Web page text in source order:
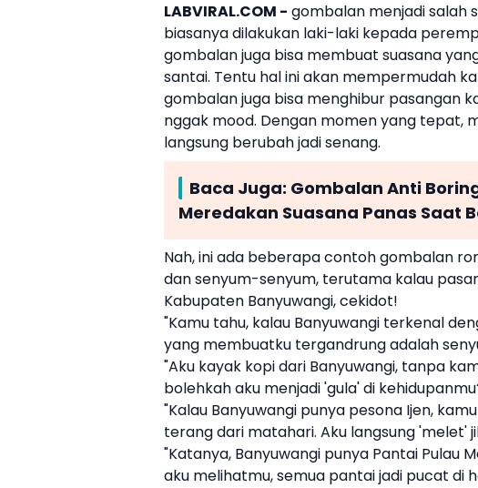
LABVIRAL.COM - gombalan menjadi salah
biasanya dilakukan laki-laki kepada
gombalanjuga bisa membuat suasana
santai. Tentu hal ini akan mempermudah
gombalanjuga bisa menghibur pasangan
nggak mood. Dengan momen yang tepat,
langsung berubah jadi senang.
Baca Juga: Gombalan Anti
Meredakan Suasana Panas Saat
Nah, ini ada beberapa contohgombalan
dan senyum-senyum, terutama kalau
Kabupaten Banyuwangi, cekidot!
"Kamu tahu, kalau Banyuwangi terkenal
yang membuatku tergandrung adalah
"Aku kayak kopi dari Banyuwangi, tanpa
bolehkah aku menjadi 'gula' di
"Kalau Banyuwangi punya pesona Ijen,
terang dari matahari. Aku langsung 'melet'
"Katanya, Banyuwangi punya Pantai Pulau
aku melihatmu, semua pantai jadi pucat di